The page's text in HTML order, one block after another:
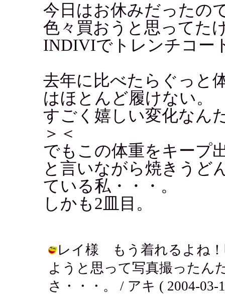
今日はお休みだったの
色々買おうと思ってた
INDIVIでトレンチコー
去年に比べたらぐっと
はほとんど履けない。
すごく嬉しい変化なん
＞＜
でもこの体重をキープ
と言いながら焼きうど
ている私・・・。
しかも2皿目。
レイ様 もう着れるよね！
ようと思って写真撮ったん
さ・・・。 / アキ ( 2004-03-